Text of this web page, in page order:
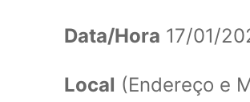
Data/Hora 17/01/
Local (Endereço e